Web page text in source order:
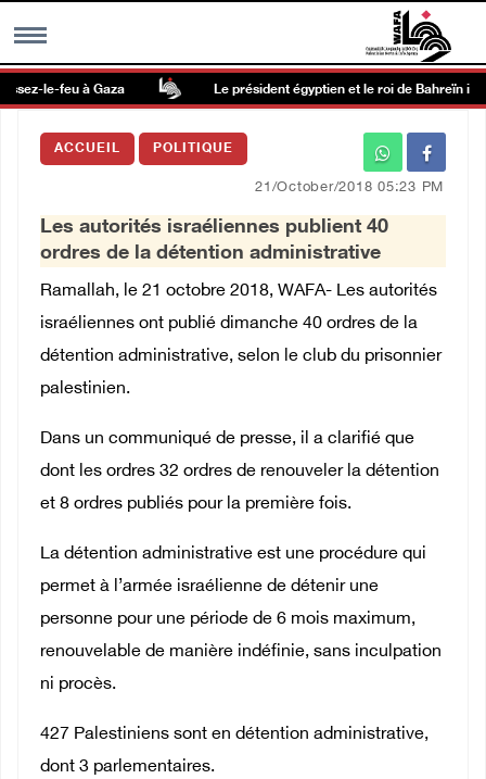
MENU
Galerie d’images
Centre palestinien
العربية
le-feu à Gaza Le président égyptien et le roi de Bahreïn
ACCUEIL POLITIQUE
21/October/2018 05:23 PM
Les autorités israéliennes publient 40
ordres de la détention administrative
Ramallah, le 21 octobre 2018, WAFA- Les autorités
israéliennes ont publié dimanche 40 ordres de la
détention administrative, selon le club du prisonnier
palestinien.
Dans un communiqué de presse, il a clarifié que
dont les ordres 32 ordres de renouveler la détention
et 8 ordres publiés pour la première fois.
La détention administrative est une procédure qui
permet à l’armée israélienne de détenir une
personne pour une période de 6 mois maximum,
renouvelable de manière indéfinie, sans inculpation
ni procès.
427 Palestiniens sont en détention administrative,
dont 3 parlementaires.